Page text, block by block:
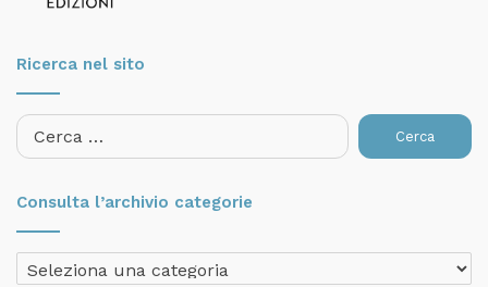
Ricerca nel sito
Ricerca
per:
Consulta l’archivio categorie
Consulta